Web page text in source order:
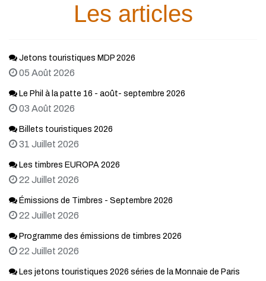
Les articles
Jetons touristiques MDP 2026
05 Août 2026
Le Phil à la patte 16 - août- septembre 2026
03 Août 2026
Billets touristiques 2026
31 Juillet 2026
Les timbres EUROPA 2026
22 Juillet 2026
Émissions de Timbres - Septembre 2026
22 Juillet 2026
Programme des émissions de timbres 2026
22 Juillet 2026
Les jetons touristiques 2026 séries de la Monnaie de Paris